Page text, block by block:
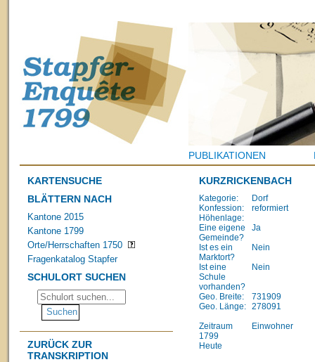
PUBLIKATIONEN
KARTENSUCHE
BLÄTTERN NACH
Kantone 2015
Kantone 1799
Orte/Herrschaften 1750
Fragenkatalog Stapfer
SCHULORT SUCHEN
ZURÜCK ZUR
TRANSKRIPTION
KURZRICKENBACH
Kategorie:
Dorf
Konfession:
reformiert
Höhenlage:
Eine eigene
Gemeinde?
Ja
Ist es ein
Marktort?
Nein
Ist eine
Schule
vorhanden?
Nein
Geo. Breite:
731909
Geo. Länge: 278091
Zeitraum
Einwohner
1799
Heute